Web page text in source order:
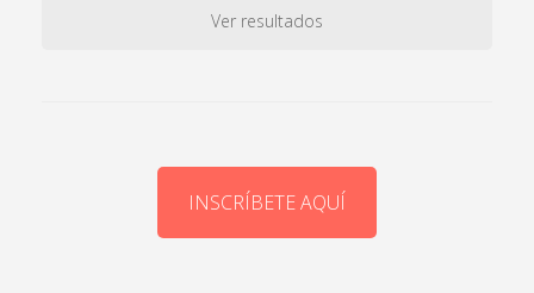
Ver resultados
INSCRÍBETE AQUÍ